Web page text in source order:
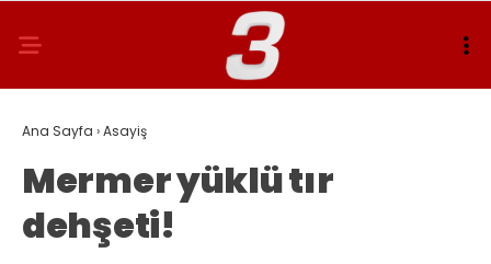
Ana Sayfa ›Asayiş
Mermer yüklü tır
dehşeti!